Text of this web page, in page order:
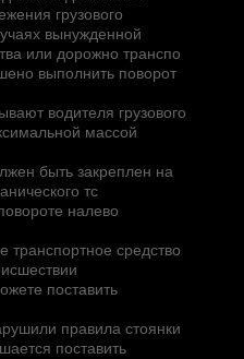
грузового
вынужденной
или дорожно транспо
выполнить поворот
водителя грузового
массой
быть закреплен на
тс
налево
транспортное средство
поставить
правила стоянки
поставить